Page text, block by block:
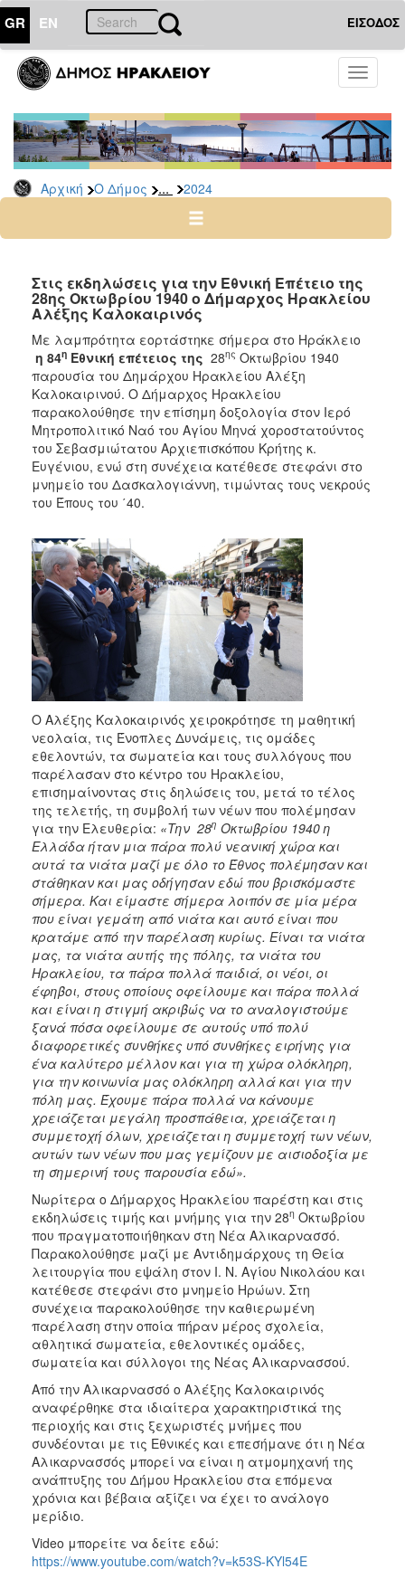
GR EN ΕΙΣΟΔΟΣ
Toggle
Αρχική Ο Δήμος ... 2024
ΔΗΜΟΣ
Δελτία
Τύπου
Αρχείο
2026
2024
2022
2021
2020
2019
2018
2017
2016
2015
2013
2012
2011
2010
2006
ΤΟΠΟΣ
ΠΟΛΙΤΙΣΜΟΣ
ΑΝΘΕΚΤΙΚΗ
ΠΟΛΗ
Στις εκδηλώσεις για την Εθνική Επέτειο της
28ης Οκτωβρίου 1940 ο Δήμαρχος Ηρακλείου
Αλέξης Καλοκαιρινός
Με λαμπρότητα εορτάστηκε σήμερα στο Ηράκλειο
η 84η Εθνική επέτειος της 28ης Οκτωβρίου 1940
παρουσία του Δημάρχου Ηρακλείου Αλέξη
Καλοκαιρινού. Ο Δήμαρχος Ηρακλείου
παρακολούθησε την επίσημη δοξολογία στον Ιερό
Μητροπολιτικό Ναό του Αγίου Μηνά χοροστατούντος
του Σεβασμιώτατου Αρχιεπισκόπου Κρήτης κ.
Ευγένιου, ενώ στη συνέχεια κατέθεσε στεφάνι στο
μνημείο του Δασκαλογιάννη, τιμώντας τους νεκρούς
του Έπους του ΄40.
Ο Αλέξης Καλοκαιρινός χειροκρότησε τη μαθητική
νεολαία, τις Ένοπλες Δυνάμεις, τις ομάδες
εθελοντών, τα σωματεία και τους συλλόγους που
παρέλασαν στο κέντρο του Ηρακλείου,
επισημαίνοντας στις δηλώσεις του, μετά το τέλος
της τελετής, τη συμβολή των νέων που πολέμησαν
για την Ελευθερία: «Την 28η Οκτωβρίου 1940 η
Ελλάδα ήταν μια πάρα πολύ νεανική χώρα και
αυτά τα νιάτα μαζί με όλο το Έθνος πολέμησαν και
στάθηκαν και μας οδήγησαν εδώ που βρισκόμαστε
σήμερα. Και είμαστε σήμερα λοιπόν σε μία μέρα
που είναι γεμάτη από νιάτα και αυτό είναι που
κρατάμε από την παρέλαση κυρίως. Είναι τα νιάτα
μας, τα νιάτα αυτής της πόλης, τα νιάτα του
Ηρακλείου, τα πάρα πολλά παιδιά, οι νέοι, οι
έφηβοι, στους οποίους οφείλουμε και πάρα πολλά
και είναι η στιγμή ακριβώς να το αναλογιστούμε
ξανά πόσα οφείλουμε σε αυτούς υπό πολύ
διαφορετικές συνθήκες υπό συνθήκες ειρήνης για
ένα καλύτερο μέλλον και για τη χώρα ολόκληρη,
για την κοινωνία μας ολόκληρη αλλά και για την
πόλη μας. Έχουμε πάρα πολλά να κάνουμε
χρειάζεται μεγάλη προσπάθεια, χρειάζεται η
συμμετοχή όλων, χρειάζεται η συμμετοχή των νέων,
αυτών των νέων που μας γεμίζουν με αισιοδοξία με
τη σημερινή τους παρουσία εδώ».
Νωρίτερα ο Δήμαρχος Ηρακλείου παρέστη και στις
εκδηλώσεις τιμής και μνήμης για την 28η Οκτωβρίου
που πραγματοποιήθηκαν στη Νέα Αλικαρνασσό.
Παρακολούθησε μαζί με Αντιδημάρχους τη Θεία
λειτουργία που εψάλη στον Ι. Ν. Αγίου Νικολάου και
κατέθεσε στεφάνι στο μνημείο Ηρώων. Στη
συνέχεια παρακολούθησε την καθιερωμένη
παρέλαση στην οποία πήραν μέρος σχολεία,
αθλητικά σωματεία, εθελοντικές ομάδες,
σωματεία και σύλλογοι της Νέας Αλικαρνασσού.
Από την Αλικαρνασσό ο Αλέξης Καλοκαιρινός
αναφέρθηκε στα ιδιαίτερα χαρακτηριστικά της
περιοχής και στις ξεχωριστές μνήμες που
συνδέονται με τις Εθνικές και επεσήμανε ότι η Νέα
Αλικαρνασσός μπορεί να είναι η ατμομηχανή της
ανάπτυξης του Δήμου Ηρακλείου στα επόμενα
χρόνια και βέβαια αξίζει να έχει το ανάλογο
μερίδιο.
Video μπορείτε να δείτε εδώ:
https://www.youtube.com/watch?v=k53S-KYl54E